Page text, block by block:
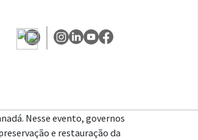
Nesse evento, governos
e restauração da